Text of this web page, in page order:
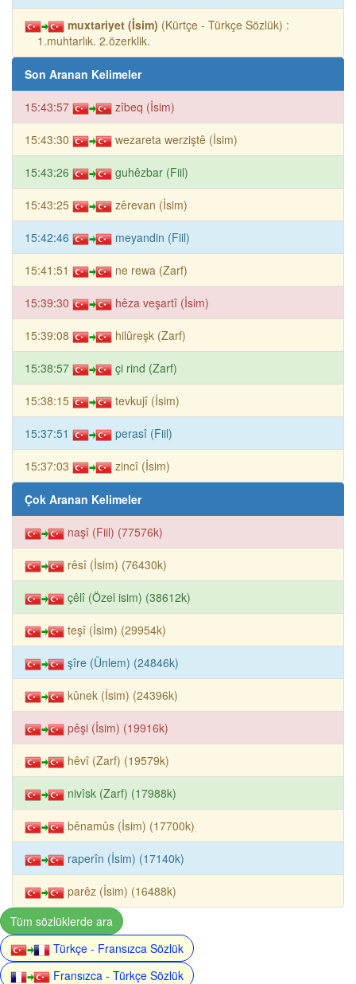
muxtariyet (İsim) (Kürtçe - Türkçe Sözlük) :
1.muhtarlık. 2.özerklik.
Son Aranan Kelimeler
15:43:57 zîbeq (İsim)
15:43:30 wezareta werziştê (İsim)
15:43:26 guhêzbar (Fiil)
15:43:25 zêrevan (İsim)
15:42:46 meyandin (Fiil)
15:41:51 ne rewa (Zarf)
15:39:30 hêza veşartî (İsim)
15:39:08 hilûreşk (Zarf)
15:38:57 çi rind (Zarf)
15:38:15 tevkujî (İsim)
15:37:51 perasî (Fiil)
15:37:03 zincî (İsim)
Çok Aranan Kelimeler
naşî (Fiil) (77576k)
rêsî (İsim) (76430k)
çêlî (Özel isim) (38612k)
teşî (İsim) (29954k)
şîre (Ünlem) (24846k)
kûnek (İsim) (24396k)
pêşi (İsim) (19916k)
hêvî (Zarf) (19579k)
nivîsk (Zarf) (17988k)
bênamûs (İsim) (17700k)
raperîn (İsim) (17140k)
parêz (İsim) (16488k)
Tüm sözlüklerde ara
Türkçe - Fransızca Sözlük
Fransızca - Türkçe Sözlük